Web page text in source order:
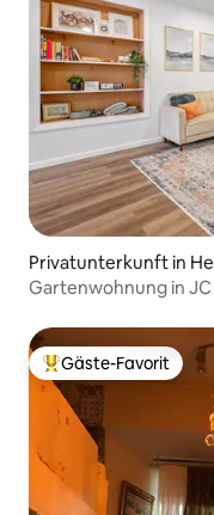
Privatunterkunft in
Gartenwohnung in
Beliebter Gäste-
Gäste-Favorit